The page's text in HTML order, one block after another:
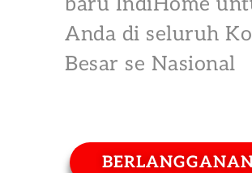
Anda di seluruh
Besar se Nasional